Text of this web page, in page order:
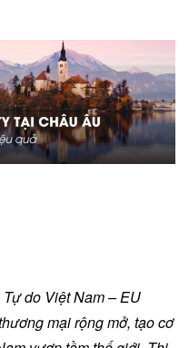
do Việt Nam – EU
mại rộng mở, tạo cơ